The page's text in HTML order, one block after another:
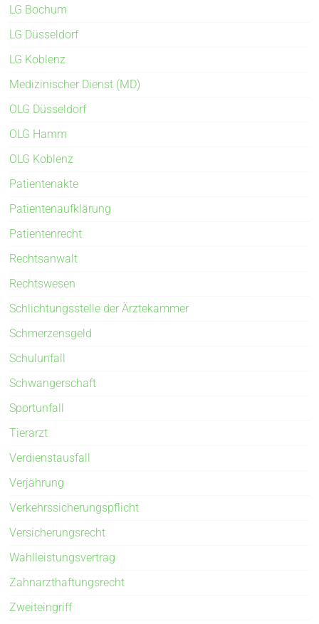
LG Bochum
LG Düsseldorf
LG Koblenz
Medizinischer Dienst (MD)
OLG Düsseldorf
OLG Hamm
OLG Koblenz
Patientenakte
Patientenaufklärung
Patientenrecht
Rechtsanwalt
Rechtswesen
Schlichtungsstelle der Ärztekammer
Schmerzensgeld
Schulunfall
Schwangerschaft
Sportunfall
Tierarzt
Verdienstausfall
Verjährung
Verkehrssicherungspflicht
Versicherungsrecht
Wahlleistungsvertrag
Zahnarzthaftungsrecht
Zweiteingriff